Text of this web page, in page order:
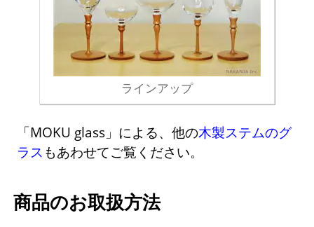
ラインアップ
「MOKU glass」による、他の木製ステムのグ
ラス もあわせてご覧ください。
商品のお取扱方法